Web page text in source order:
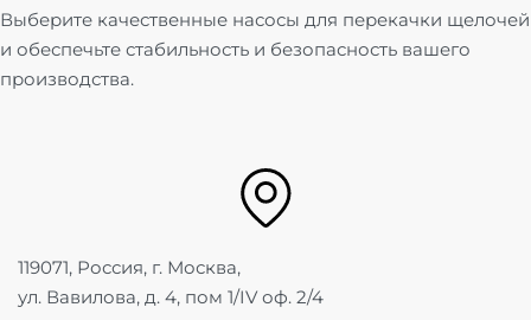
Выберите качественные насосы для перекачки щелочей
и обеспечьте стабильность и безопасность вашего
производства.
119071, Россия, г. Москва,
ул. Вавилова, д. 4, пом 1/IV оф. 2/4